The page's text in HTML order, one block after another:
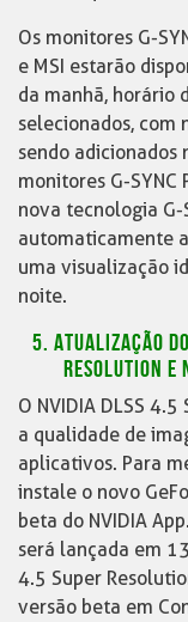
Os monitores G-
e MSI estarão
da manhã, horário
selecionados, com
sendo adicionados
monitores G-
nova tecnologia G-
automaticamente
uma visualização
noite.
5. ATUALIZAÇÃO
RESOLUTION E
O NVIDIA DLSS
a qualidade de
aplicativos. Para
instale o novo
beta do NVIDIA
será lançada em
4.5 Super
versão beta em